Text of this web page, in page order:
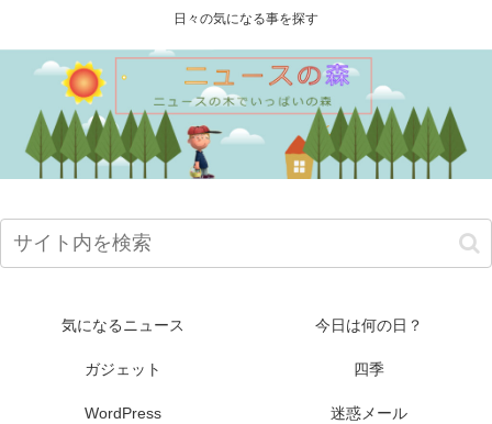
日々の気になる事を探す
気になるニュース 今日は何の日？
ガジェット 四季
WordPress 迷惑メール